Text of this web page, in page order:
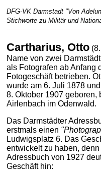
DFG-VK Darmstadt "Von
Stichworte zu Militär und
Cartharius, Otto
Name von zwei
als Fotografen ab Anfang
Fotogeschäft betrieben.
wurde am 6. Juli 1878
8. Oktober 1907 geboren,
Airlenbach im Odenwald.
Das Darmstädter
erstmals einen
Ludwigsplatz 6. Das
entwickelt zu haben,
Adressbuch von 1927
Geschäft hin: